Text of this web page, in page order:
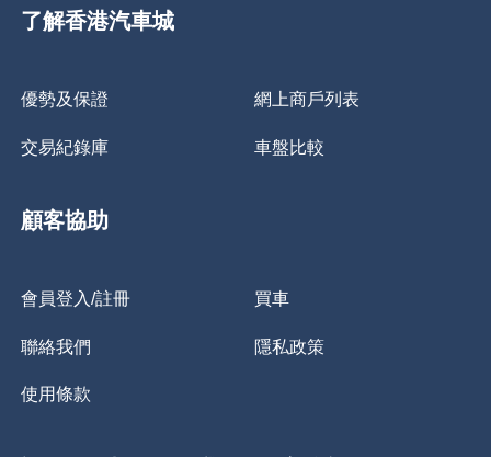
了解香港汽車城
優勢及保證 網上商戶列表
交易紀錄庫 車盤比較
顧客協助
會員登入/註冊 買車
聯絡我們 隱私政策
使用條款